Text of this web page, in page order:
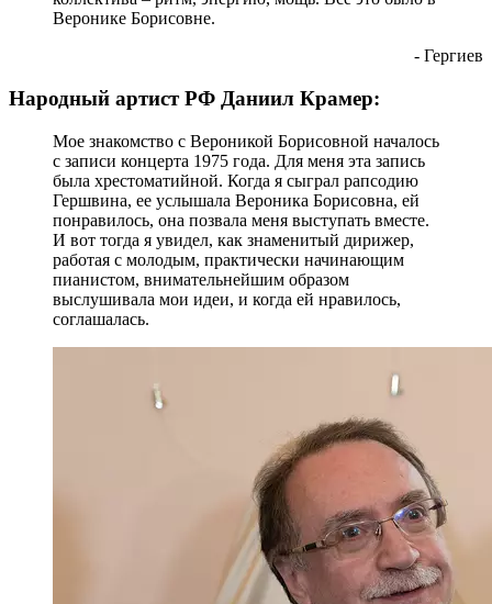
Веронике Борисовне.
- Гергиев
Народный артист РФ Даниил Крамер:
Мое знакомство с Вероникой Борисовной началось
с записи концерта 1975 года. Для меня эта запись
была хрестоматийной. Когда я сыграл рапсодию
Гершвина, ее услышала Вероника Борисовна, ей
понравилось, она позвала меня выступать вместе.
И вот тогда я увидел, как знаменитый дирижер,
работая с молодым, практически начинающим
пианистом, внимательнейшим образом
выслушивала мои идеи, и когда ей нравилось,
соглашалась.